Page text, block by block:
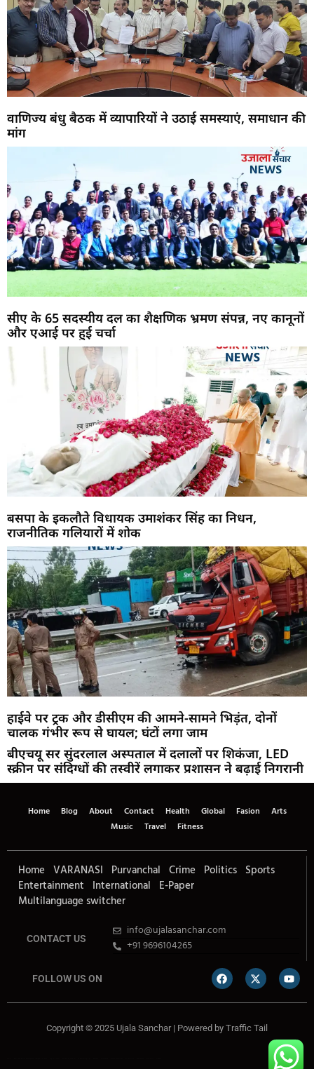
वाणिज्य बंधु बैठक में व्यापारियों ने उठाई समस्याएं, समाधान की
मांग
सीए के 65 सदस्यीय दल का शैक्षणिक भ्रमण संपन्न, नए कानूनों
और एआई पर हुई चर्चा
बसपा के इकलौते विधायक उमाशंकर सिंह का निधन,
राजनीतिक गलियारों में शोक
हाईवे पर ट्रक और डीसीएम की आमने-सामने भिड़ंत, दोनों
चालक गंभीर रूप से घायल; घंटों लगा जाम
बीएचयू सर सुंदरलाल अस्पताल में दलालों पर शिकंजा, LED
स्क्रीन पर संदिग्धों की तस्वीरें लगाकर प्रशासन ने बढ़ाई निगरानी
Home Blog About Contact Health Global Fasion
Arts
Music
Travel Fitness
Home VARANASI Purvanchal Crime Politics Sports
Entertainment International E-Paper
Multilanguage switcher
CONTACT US
info@ujalasanchar.com
+91 9696104265
FOLLOW US ON
Copyright © 2025 Ujala Sanchar | Powered by Traffic Tail